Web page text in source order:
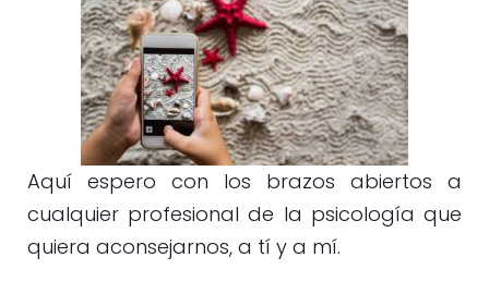
Aquí espero con los brazos abiertos a
cualquier profesional de la psicología que
quiera aconsejarnos, a tí y a mí.